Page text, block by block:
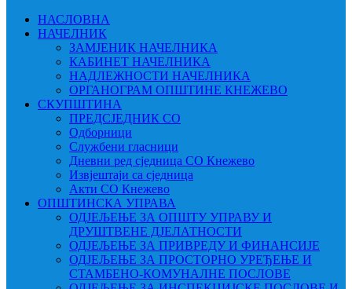
НАСЛОВНА
НАЧЕЛНИК
ЗАМЈЕНИК НАЧЕЛНИКА
КАБИНЕТ НАЧЕЛНИКА
НАДЛЕЖНОСТИ НАЧЕЛНИКА
ОРГАНОГРАМ ОПШТИНЕ КНЕЖЕВО
СКУПШТИНА
ПРЕДСЈЕДНИК СО
Одборници
Службени гласници
Дневни ред сједница СО Кнежево
Извјештаји са сједница
Акти СО Кнежево
ОПШТИНСКА УПРАВА
ОДЈЕЉЕЊЕ ЗА ОПШТУ УПРАВУ И
ДРУШТВЕНЕ ДЈЕЛАТНОСТИ
ОДЈЕЉЕЊЕ ЗА ПРИВРЕДУ И ФИНАНСИЈЕ
ОДЈЕЉЕЊЕ ЗА ПРОСТОРНО УРЕЂЕЊЕ И
СТАМБЕНО-КОМУНАЛНЕ ПОСЛОВЕ